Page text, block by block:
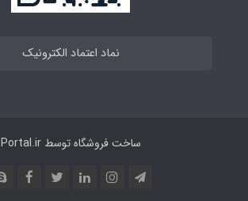
نماد اعتماد الکترونیک
ساخت فروشگاه توسطPortal.ir